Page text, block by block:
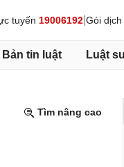
tuyến 19006192 Gói dịch
Bản tin luật Luật
Tìm nâng cao